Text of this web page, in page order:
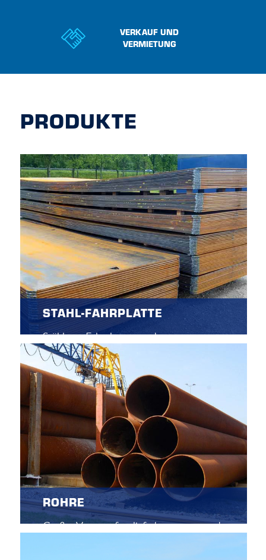
VERKAUF UND
VERMIETUNG
PRODUKTE
STAHL-FAHRPLATTE
Stählerne Fahrplatten werden genutzt, um
schwieriges Gelände befahrbar zu machen.
Sie dienen auch als Schutz des
Untergrunds. Jetzt vorübergehend zu
mieten für ein Projekt oder eine
Veranstaltung!
ROHRE
Großer Vorrat sofort lieferbarer neuer und